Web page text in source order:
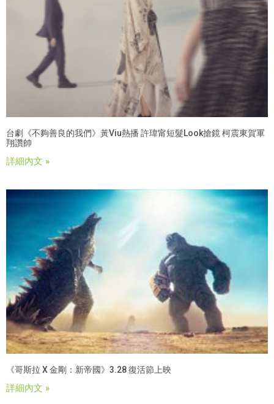
台劇《不夠善良的我們》黃Viu熱播 許瑋甯短髮look搶鏡 柯震東賀軍
翔讚帥
詳細內文 »
《哥斯拉 X 金剛：新帝國》3.28 復活節上映
詳細內文 »